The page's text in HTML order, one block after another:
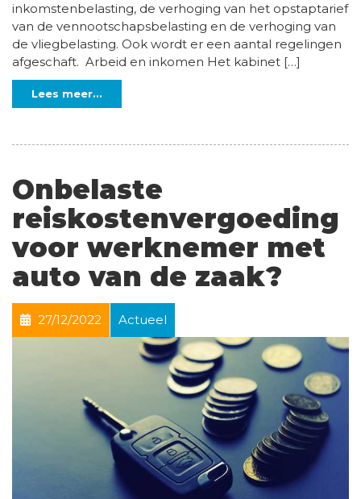
inkomstenbelasting, de verhoging van het opstaptarief
van de vennootschapsbelasting en de verhoging van
de vliegbelasting. Ook wordt er een aantal regelingen
afgeschaft. Arbeid en inkomen Het kabinet […]
Lees meer...
Onbelaste
reiskostenvergoeding
voor werknemer met
auto van de zaak?
27/12/2022 Actueel